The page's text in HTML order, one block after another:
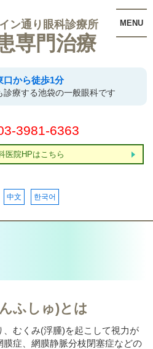
ン通り眼科診療所
専門治療
口から徒歩1分
診療する池袋の一般眼科です
3981-6363
医院HPはこちら
中文 한국어
MENU
ふしゅ)とは
むくみ(浮腫)を起こして視力が
症、網膜静脈分枝閉塞症などの